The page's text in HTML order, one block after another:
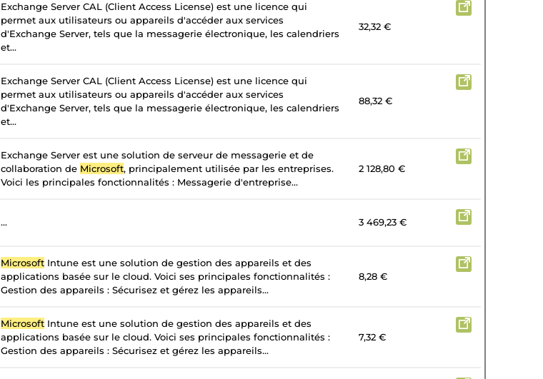
Exchange Server CAL (Client Access License) est une licence qui
permet aux utilisateurs ou appareils d'accéder aux services
d'Exchange Server, tels que la messagerie électronique, les calendriers
et...
32,32 €
Exchange Server CAL (Client Access License) est une licence qui
permet aux utilisateurs ou appareils d'accéder aux services
d'Exchange Server, tels que la messagerie électronique, les calendriers
et...
88,32 €
Exchange Server est une solution de serveur de messagerie et de
collaboration de Microsoft, principalement utilisée par les entreprises.
Voici les principales fonctionnalités : Messagerie d'entreprise...
2 128,80 €
... 3 469,23 €
Microsoft Intune est une solution de gestion des appareils et des
applications basée sur le cloud. Voici ses principales fonctionnalités :
Gestion des appareils : Sécurisez et gérez les appareils...
8,28 €
Microsoft Intune est une solution de gestion des appareils et des
applications basée sur le cloud. Voici ses principales fonctionnalités :
Gestion des appareils : Sécurisez et gérez les appareils...
7,32 €